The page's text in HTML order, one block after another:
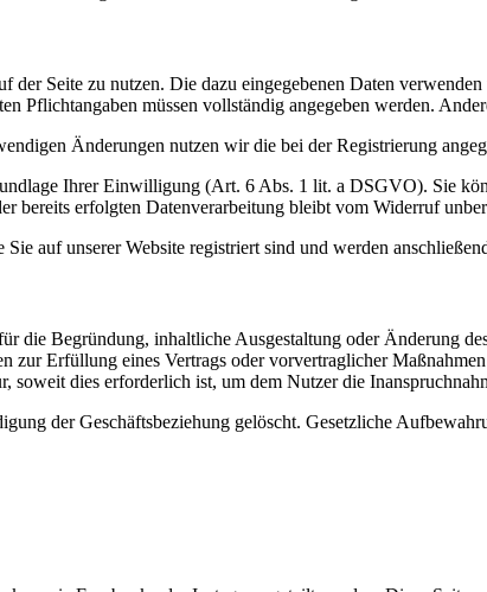
der Seite zu nutzen. Die dazu eingegebenen Daten
Pflichtangaben müssen vollständig angegeben werden.
Änderungen nutzen wir die bei der Registrierung
Ihrer Einwilligung (Art. 6 Abs. 1 lit. a DSGVO). Sie
bereits erfolgten Datenverarbeitung bleibt vom Widerruf
auf unserer Website registriert sind und werden
die Begründung, inhaltliche Ausgestaltung oder Änderung
Erfüllung eines Vertrags oder vorvertraglicher Maßnahmen
dies erforderlich ist, um dem Nutzer die
der Geschäftsbeziehung gelöscht. Gesetzliche